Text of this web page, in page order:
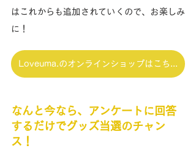
はこれからも追加されていくので、お楽しみ
に！
Loveuma.のオンラインショップはこちら
なんと今なら、アンケートに回答
するだけでグッズ当選のチャン
ス！